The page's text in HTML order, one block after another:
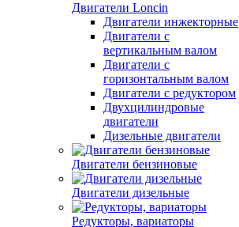
Двигатели Loncin
Двигатели инжекторные
Двигатели с
вертикальным валом
Двигатели с
горизонтальным валом
Двигатели с редуктором
Двухцилиндровые
двигатели
Дизельные двигатели
Двигатели бензиновые
Двигатели дизельные
Редукторы, вариаторы